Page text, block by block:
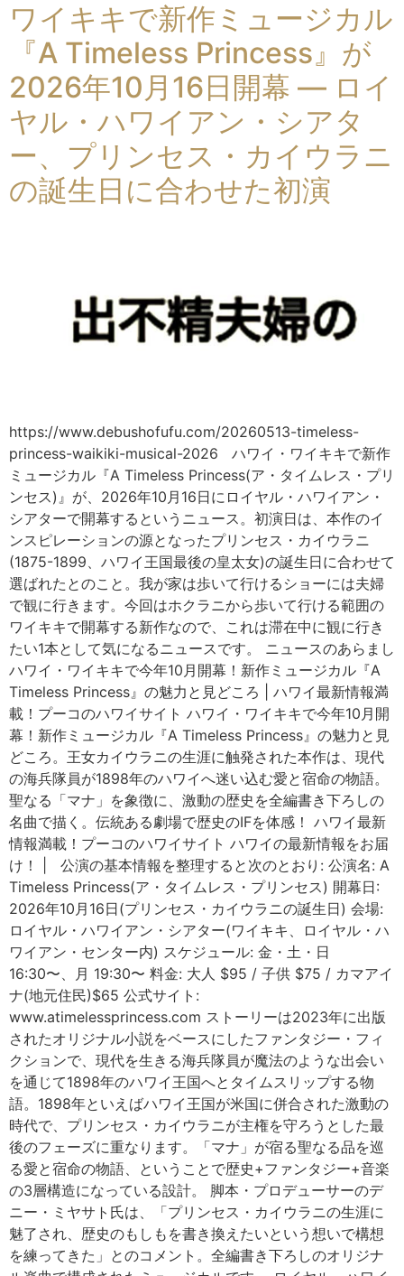
ワイキキで新作ミュージカル
『A Timeless Princess』が
2026年10月16日開幕 ― ロイ
ヤル・ハワイアン・シアタ
ー、プリンセス・カイウラニ
の誕生日に合わせた初演
https://www.debushofufu.com/20260513-timeless-
princess-waikiki-musical-2026 ハワイ・ワイキキで新作
ミュージカル『A Timeless Princess(ア・タイムレス・プリ
ンセス)』が、2026年10月16日にロイヤル・ハワイアン・
シアターで開幕するというニュース。初演日は、本作のイ
ンスピレーションの源となったプリンセス・カイウラニ
(1875-1899、ハワイ王国最後の皇太女)の誕生日に合わせて
選ばれたとのこと。我が家は歩いて行けるショーには夫婦
で観に行きます。今回はホクラニから歩いて行ける範囲の
ワイキキで開幕する新作なので、これは滞在中に観に行き
たい1本として気になるニュースです。 ニュースのあらまし
ハワイ・ワイキキで今年10月開幕！新作ミュージカル『A
Timeless Princess』の魅力と見どころ | ハワイ最新情報満
載！プーコのハワイサイト ハワイ・ワイキキで今年10月開
幕！新作ミュージカル『A Timeless Princess』の魅力と見
どころ。王女カイウラニの生涯に触発された本作は、現代
の海兵隊員が1898年のハワイへ迷い込む愛と宿命の物語。
聖なる「マナ」を象徴に、激動の歴史を全編書き下ろしの
名曲で描く。伝統ある劇場で歴史のIFを体感！ ハワイ最新
情報満載！プーコのハワイサイト ハワイの最新情報をお届
け！ | 公演の基本情報を整理すると次のとおり: 公演名: A
Timeless Princess(ア・タイムレス・プリンセス) 開幕日:
2026年10月16日(プリンセス・カイウラニの誕生日) 会場:
ロイヤル・ハワイアン・シアター(ワイキキ、ロイヤル・ハ
ワイアン・センター内) スケジュール: 金・土・日
16:30〜、月 19:30〜 料金: 大人 $95 / 子供 $75 / カマアイ
ナ(地元住民)$65 公式サイト:
www.atimelessprincess.com ストーリーは2023年に出版
されたオリジナル小説をベースにしたファンタジー・フィ
クションで、現代を生きる海兵隊員が魔法のような出会い
を通じて1898年のハワイ王国へとタイムスリップする物
語。1898年といえばハワイ王国が米国に併合された激動の
時代で、プリンセス・カイウラニが主権を守ろうとした最
後のフェーズに重なります。「マナ」が宿る聖なる品を巡
る愛と宿命の物語、ということで歴史+ファンタジー+音楽
の3層構造になっている設計。 脚本・プロデューサーのデ
ニー・ミヤサト氏は、「プリンセス・カイウラニの生涯に
魅了され、歴史のもしもを書き換えたいという想いで構想
を練ってきた」とのコメント。全編書き下ろしのオリジナ